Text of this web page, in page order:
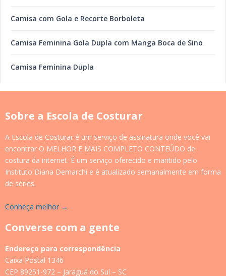
Camisa com Gola e Recorte Borboleta
Camisa Feminina Gola Dupla com Manga Boca de Sino
Camisa Feminina Dupla
Sobre a Escola de Costurar
A Escola de Costurar é um serviço de assinatura onde você vai
encontrar O MELHOR E MAIS COMPLETO CONTEÚDO de
costura da internet. É um serviço oferecido e mantido pelo
Instituto Diana Demarchi e é atualizado semanalmente em forma
de séries.
Conheça melhor →
Converse com a gente
Endereço para correspondência
Caixa Postal 1346
CEP 89251-972 – Jaraguá do Sul – SC